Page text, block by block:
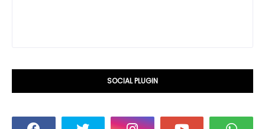
SOCIAL PLUGIN